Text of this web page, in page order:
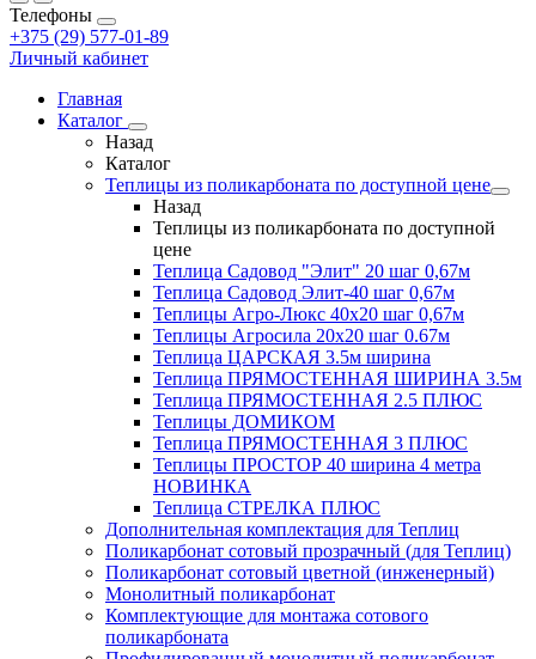
Телефоны
+375 (29) 577-01-89
Личный кабинет
Главная
Каталог
Назад
Каталог
Теплицы из поликарбоната по доступной цене
Назад
Теплицы из поликарбоната по доступной
цене
Теплица Садовод "Элит" 20 шаг 0,67м
Теплица Садовод Элит-40 шаг 0,67м
Теплицы Агро-Люкс 40х20 шаг 0,67м
Теплицы Агросила 20х20 шаг 0.67м
Теплица ЦАРСКАЯ 3.5м ширина
Теплица ПРЯМОСТЕННАЯ ШИРИНА 3.5м
Теплица ПРЯМОСТЕННАЯ 2.5 ПЛЮС
Теплицы ДОМИКОМ
Теплица ПРЯМОСТЕННАЯ 3 ПЛЮС
Теплицы ПРОСТОР 40 ширина 4 метра
НОВИНКА
Теплица СТРЕЛКА ПЛЮС
Дополнительная комплектация для Теплиц
Поликарбонат сотовый прозрачный (для Теплиц)
Поликарбонат сотовый цветной (инженерный)
Монолитный поликарбонат
Комплектующие для монтажа сотового
поликарбоната